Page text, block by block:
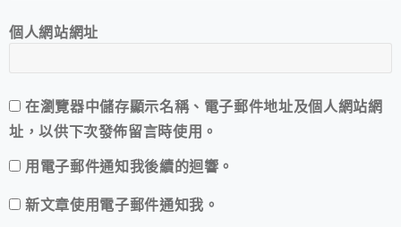
個人網站網址
在瀏覽器中儲存顯示名稱、電子郵件地址及個人網站網
址，以供下次發佈留言時使用。
用電子郵件通知我後續的迴響。
新文章使用電子郵件通知我。